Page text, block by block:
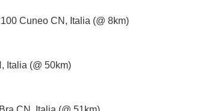
Cuneo CN, Italia (@ 8km)
Italia (@ 50km)